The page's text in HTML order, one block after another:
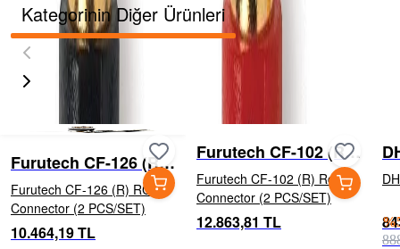
Kategorinin Diğer Ürünleri
Furutech CF-126 (R)
RCA Connector (2
PCS/SET)
Furutech CF-126 (R) RCA
Connector (2 PCS/SET)
10.464,19 TL
Furutech CF-102 (R)
Rca Connector (2
PCS/SET)
Furutech CF-102 (R) Rca
Connector (2 PCS/SET)
12.863,81 TL %